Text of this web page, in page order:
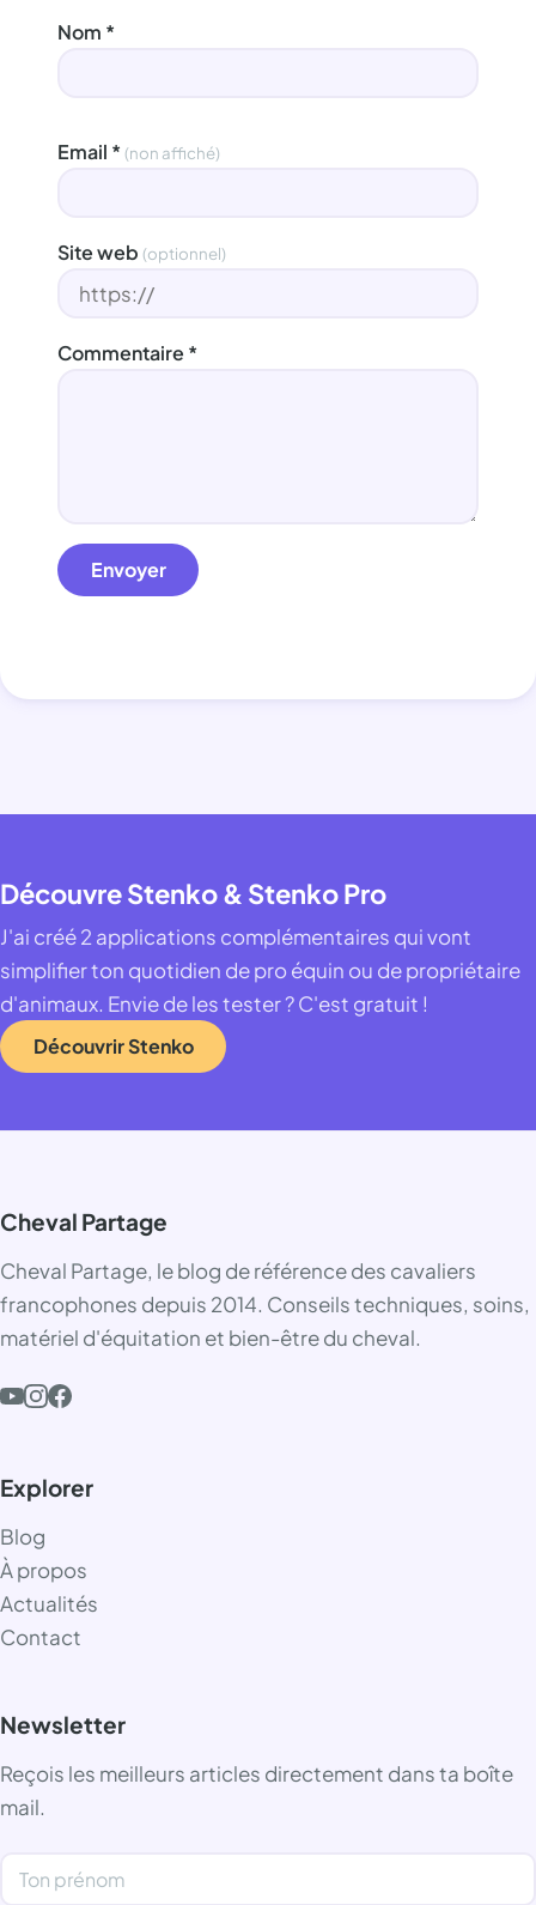
Nom *
Email * (non affiché)
Site web (optionnel)
Commentaire *
Envoyer
Découvre Stenko & Stenko Pro
J'ai créé 2 applications complémentaires qui vont
simplifier ton quotidien de pro équin ou de propriétaire
d'animaux. Envie de les tester ? C'est gratuit !
Découvrir Stenko
Cheval Partage
Cheval Partage, le blog de référence des cavaliers
francophones depuis 2014. Conseils techniques, soins,
matériel d'équitation et bien-être du cheval.
Explorer
Blog
À propos
Actualités
Contact
Newsletter
Reçois les meilleurs articles directement dans ta boîte
mail.